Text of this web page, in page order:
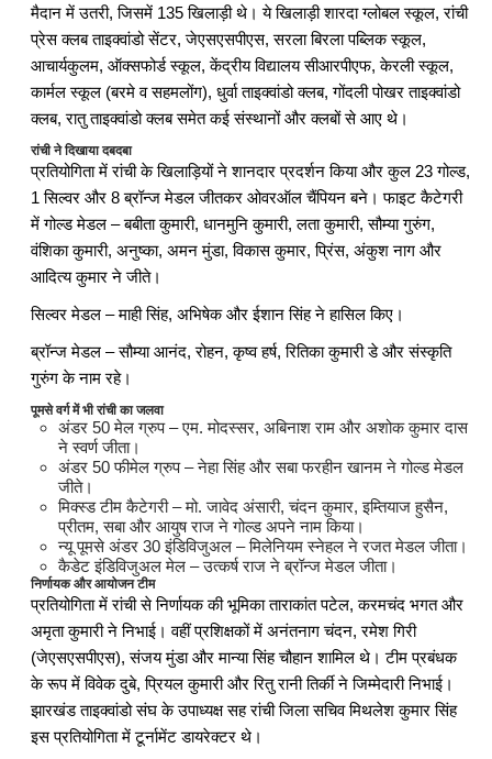
मैदान में उतरी, जिसमें 135 खिलाड़ी थे। ये खिलाड़ी शारदा ग्लोबल स्कूल, रांची
प्रेस क्लब ताइक्वांडो सेंटर, जेएसएसपीएस, सरला बिरला पब्लिक स्कूल,
आचार्यकुलम, ऑक्सफोर्ड स्कूल, केंद्रीय विद्यालय सीआरपीएफ, केरली स्कूल,
कार्मल स्कूल (बरमे व सहमलोंग), धुर्वा ताइक्वांडो क्लब, गोंदली पोखर ताइक्वांडो
क्लब, रातु ताइक्वांडो क्लब समेत कई संस्थानों और क्लबों से आए थे।
रांची ने दिखाया दबदबा
प्रतियोगिता में रांची के खिलाड़ियों ने शानदार प्रदर्शन किया और कुल 23 गोल्ड,
1 सिल्वर और 8 ब्रॉन्ज मेडल जीतकर ओवरऑल चैंपियन बने। फाइट कैटेगरी
में गोल्ड मेडल – बबीता कुमारी, धानमुनि कुमारी, लता कुमारी, सौम्या गुरुंग,
वंशिका कुमारी, अनुष्का, अमन मुंडा, विकास कुमार, प्रिंस, अंकुश नाग और
आदित्य कुमार ने जीते।
सिल्वर मेडल – माही सिंह, अभिषेक और ईशान सिंह ने हासिल किए।
ब्रॉन्ज मेडल – सौम्या आनंद, रोहन, कृष्व हर्ष, रितिका कुमारी डे और संस्कृति
गुरुंग के नाम रहे।
पूमसे वर्ग में भी रांची का जलवा
अंडर 50 मेल ग्रुप – एम. मोदस्सर, अबिनाश राम और अशोक कुमार दास
ने स्वर्ण जीता।
अंडर 50 फीमेल ग्रुप – नेहा सिंह और सबा फरहीन खानम ने गोल्ड मेडल
जीते।
मिक्स्ड टीम कैटेगरी – मो. जावेद अंसारी, चंदन कुमार, इम्तियाज हुसैन,
प्रीतम, सबा और आयुष राज ने गोल्ड अपने नाम किया।
न्यू पूमसे अंडर 30 इंडिविजुअल – मिलेनियम स्नेहल ने रजत मेडल जीता।
कैडेट इंडिविजुअल मेल – उत्कर्ष राज ने ब्रॉन्ज मेडल जीता।
निर्णायक और आयोजन टीम
प्रतियोगिता में रांची से निर्णायक की भूमिका ताराकांत पटेल, करमचंद भगत और
अमृता कुमारी ने निभाई। वहीं प्रशिक्षकों में अनंतनाग चंदन, रमेश गिरी
(जेएसएसपीएस), संजय मुंडा और मान्या सिंह चौहान शामिल थे। टीम प्रबंधक
के रूप में विवेक दुबे, प्रियल कुमारी और रितु रानी तिर्की ने जिम्मेदारी निभाई।
झारखंड ताइक्वांडो संघ के उपाध्यक्ष सह रांची जिला सचिव मिथलेश कुमार सिंह
इस प्रतियोगिता में टूर्नामेंट डायरेक्टर थे।